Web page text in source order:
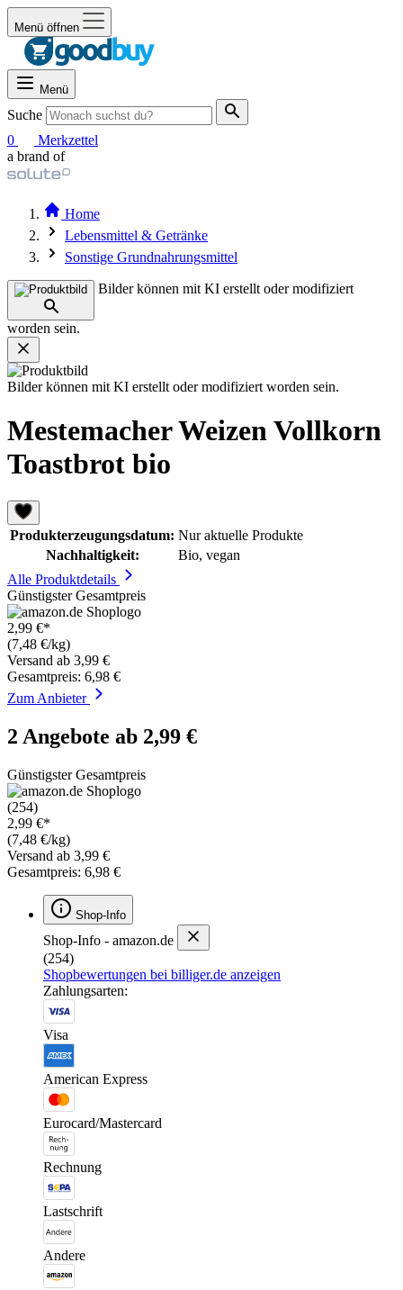
Menü öffnen
Menü
Suche
0
Merkzettel
a brand of
Home
Lebensmittel & Getränke
Sonstige Grundnahrungsmittel
Bilder können mit KI erstellt oder modifiziert
worden sein.
Bilder können mit KI erstellt oder modifiziert worden sein.
Mestemacher Weizen Vollkorn
Toastbrot bio
Produkterzeugungsdatum: Nur aktuelle Produkte
Nachhaltigkeit:
Bio, vegan
Alle Produktdetails
Günstigster Gesamtpreis
2,99 €*
(7,48 €/kg)
Versand ab 3,99 €
Gesamtpreis: 6,98 €
Zum Anbieter
2 Angebote ab 2,99 €
Günstigster Gesamtpreis
(254)
2,99 €*
(7,48 €/kg)
Versand ab 3,99 €
Gesamtpreis: 6,98 €
Shop-Info
Shop-Info - amazon.de
(254)
Shopbewertungen bei billiger.de anzeigen
Zahlungsarten:
Visa
American Express
Eurocard/Mastercard
Rechnung
Lastschrift
Andere